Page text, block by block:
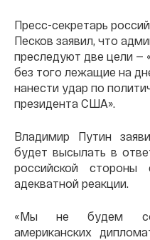
Пресс-секретарь
Песков заявил, что
преследуют две цели —
без того лежащие на
нанести удар по
президента США».
Владимир Путин
будет высылать в
российской
адекватной реакции.
«Мы не будем
американских